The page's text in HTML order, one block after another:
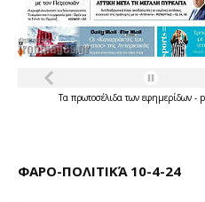
Τα πρωτοσέλιδατων εφημερίδων -
ΦΑΡΟ-ΠΟΛΙΤΙΚΆ 10-4-24